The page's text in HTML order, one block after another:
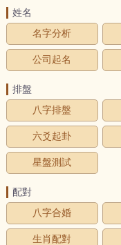
姓名
名字分析
公司起名
排盤
八字排盤
六爻起卦
星盤測試
配對
八字合婚
生肖配對